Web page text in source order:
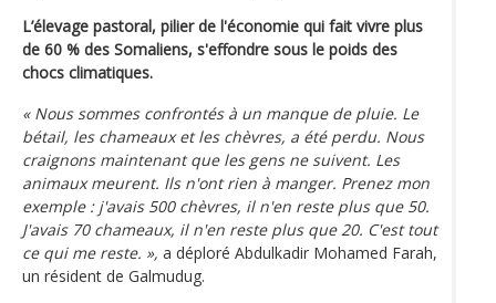
L’élevage pastoral, pilier de l'économie qui fait vivre plus
de 60 % des Somaliens, s'effondre sous le poids des
chocs climatiques.
« Nous sommes confrontés à un manque de pluie. Le
bétail, les chameaux et les chèvres, a été perdu. Nous
craignons maintenant que les gens ne suivent. Les
animaux meurent. Ils n'ont rien à manger. Prenez mon
exemple : j'avais 500 chèvres, il n'en reste plus que 50.
J'avais 70 chameaux, il n'en reste plus que 20. C'est tout
ce qui me reste. », a déploré Abdulkadir Mohamed Farah,
un résident de Galmudug.